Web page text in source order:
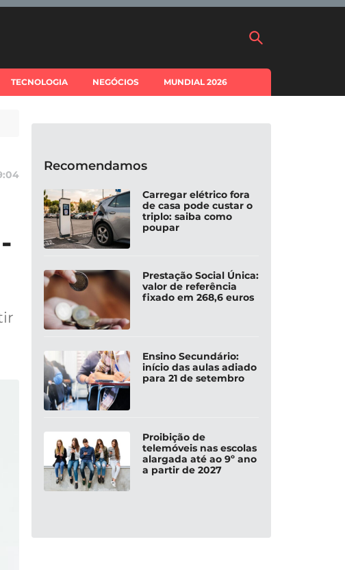
TECNOLOGIA NEGÓCIOS MUNDIAL 2026
Recomendamos
Carregar elétrico fora
de casa pode custar o
triplo: saiba como
poupar
Prestação Social Única:
valor de referência
fixado em 268,6 euros
Ensino Secundário:
início das aulas adiado
para 21 de setembro
Proibição de
telemóveis nas escolas
alargada até ao 9º ano
a partir de 2027